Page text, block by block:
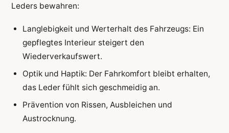
Leders bewahren:
Langlebigkeit und Werterhalt des Fahrzeugs: Ein
gepflegtes Interieur steigert den
Wiederverkaufswert.
Optik und Haptik: Der Fahrkomfort bleibt erhalten,
das Leder fühlt sich geschmeidig an.
Prävention von Rissen, Ausbleichen und
Austrocknung.